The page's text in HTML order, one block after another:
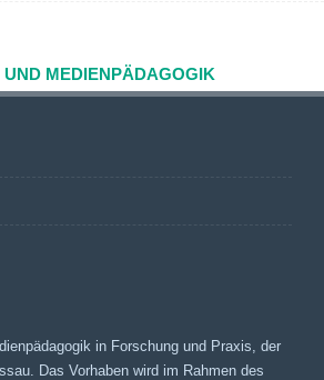
MEDIENPÄDAGOGIK
in Forschung und Praxis, der
Das Vorhaben wird im Rahmen des